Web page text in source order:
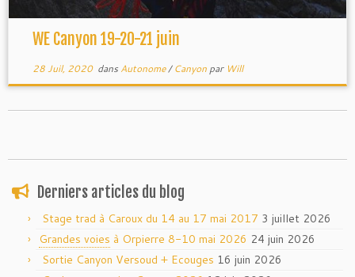
WE Canyon 19-20-21 juin
28 Juil, 2020dans Autonome/Canyon par Will
Derniers articles du blog
Stage trad à Caroux du 14 au 17 mai 2017 3 juillet 2026
Grandes voies à Orpierre 8-10 mai 2026 24 juin 2026
Sortie Canyon Versoud + Ecouges 16 juin 2026